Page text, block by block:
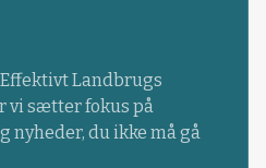
Landbrugs
vi sætter fokus på
nyheder, du ikke må gå